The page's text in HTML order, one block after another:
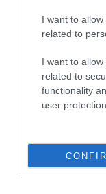
I want to
related to
I want to
related to
functionality
user protection.
Ciclo de
Calheta Beach
31 Mai 11:12